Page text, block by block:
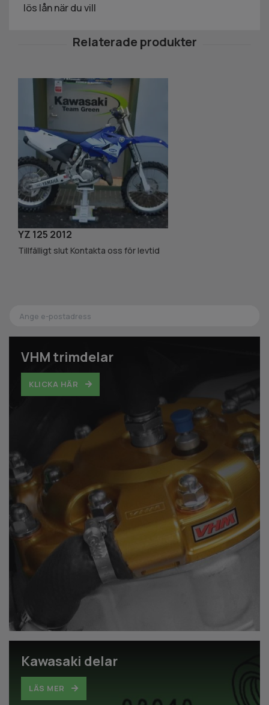
VHM trimdelar
KLICKA HÄR
Kawasaki delar
LÄS MER
lös lån när du vill
YZ 125 2012
Tillfälligt slut Kontakta oss för levtid